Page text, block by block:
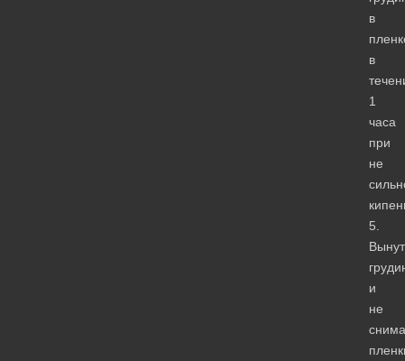
в
в
1
часа
при
не
5.
и
не